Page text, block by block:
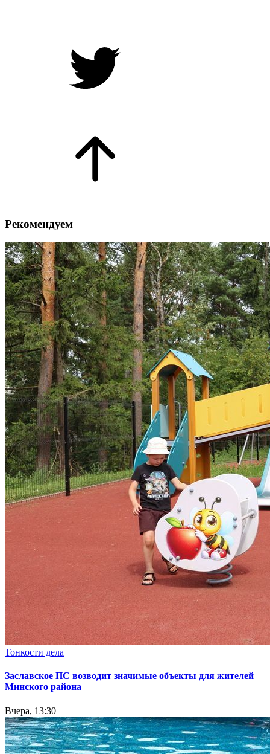
Рекомендуем
Тонкости дела
Заславское ПС возводит значимые объекты для жителей
Минского района
Вчера, 13:30